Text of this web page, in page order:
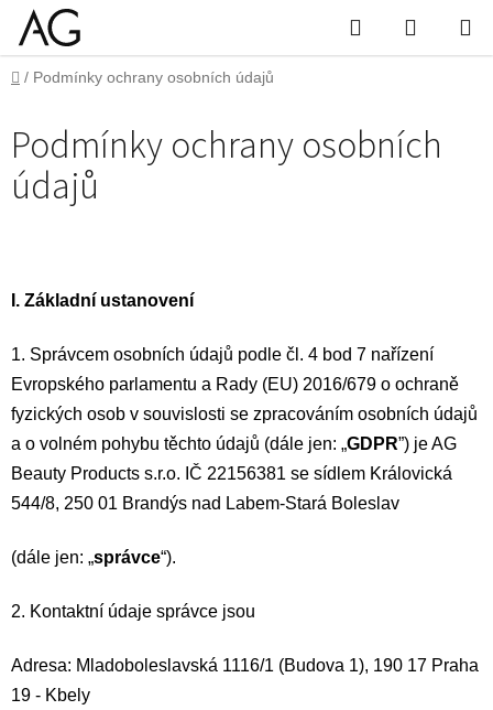
Přejít
obsah
Hledat
košík
Domů
/ Podmínky ochrany osobních údajů
Podmínky ochrany osobních
údajů
I. Základní ustanovení
1. Správcem osobních údajů podle čl. 4 bod 7 nařízení
Evropského parlamentu a Rady (EU) 2016/679 o ochraně
fyzických osob v souvislosti se zpracováním osobních údajů
a o volném pohybu těchto údajů (dále jen: „GDPR”) je AG
Beauty Products s.r.o. IČ 22156381 se sídlem Královická
544/8, 250 01 Brandýs nad Labem-Stará Boleslav
(dále jen: „správce“).
2. Kontaktní údaje správce jsou
Adresa: Mladoboleslavská 1116/1 (Budova 1), 190 17 Praha
19 - Kbely